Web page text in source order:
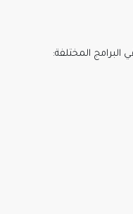
المختلفة: